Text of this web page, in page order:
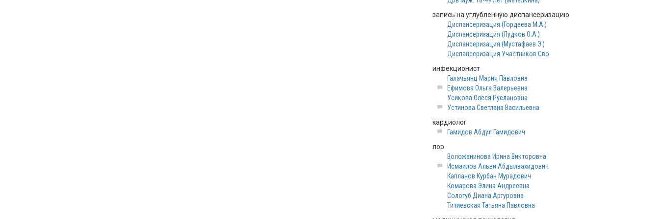
запись на углубленную диспансеризацию
Диспансеризация (Гордеева М.А.)
Диспансеризация (Лудков О.А.)
Диспансеризация (Мустафаев Э.)
Диспансеризация Участников Сво
инфекционист
Галачьянц Мария Павловна
Ефимова Ольга Валерьевна
Усикова Олеся Руслановна
Устинова Светлана Васильевна
кардиолог
Гамидов Абдул Гамидович
лор
Воложанинова Ирина Викторовна
Исмаилов Альви Абдылвахидович
Капланов Курбан Мурадович
Комарова Элина Андреевна
Сологуб Диана Артуровна
Титиевская Татьяна Павловна